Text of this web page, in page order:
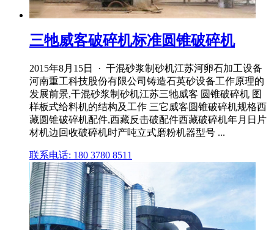
三牠威客破碎机标准圆锥破碎机
2015年8月15日 · 干混砂浆制砂机江苏河卵石加工设备
河南重工科技股份有限公司铸造石英砂设备工作原理的
发展前景,干混砂浆制砂机江苏三牠威客 圆锥破碎机 图
样板式给料机的结构及工作 三它威客圆锥破碎机规格西
藏圆锥破碎机配件,西藏反击破配件西藏破碎机年月日片
材机边回收破碎机时产吨立式磨粉机器型号 ...
联系电话: 180 3780 8511